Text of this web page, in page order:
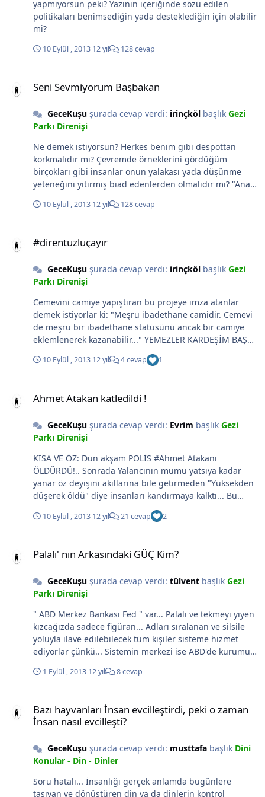
adamlarının bilimsel gerçekleri Din kitaplarında aradığı"
gibi düşünce önermelerle yapılan Gereksiz
yapmıyorsun peki? Yazının içeriğinde sözü edilen
politikaları benimsediğin yada desteklediğin için olabilir
mi?
10 Eylül , 2013 12 yıl 128 cevap
Seni Sevmiyorum Başbakan
GeceKuşuşurada cevap verdi: irinçkölbaşlık Gezi
Parkı Direnişi
Ne demek istiyorsun? Herkes benim gibi despottan
korkmalıdır mı? Çevremde örneklerini gördüğüm
birçokları gibi insanlar onun yalakası yada düşünme
yeteneğini yitirmiş biad edenlerden olmalıdır mı? "Ananı
Onun gibi düşünen konuşan ve direnen milyonlarca
yazının içeriğinde sözü edilen politikalarını onayladığın
10 Eylül , 2013 12 yıl 128 cevap
#direntuzluçayır
GeceKuşuşurada cevap verdi: irinçkölbaşlık Gezi
Parkı Direnişi
Cemevini camiye yapıştıran bu projeye imza atanlar
demek istiyorlar ki: "Meşru ibadethane camidir. Cemevi
de meşru bir ibadethane statüsünü ancak bir camiye
eklemlenerek kazanabilir..." YEMEZLER KARDEŞİM BAŞKA
10 Eylül , 2013 12 yıl 4 cevap 1
Ahmet Atakan katledildi !
GeceKuşuşurada cevap verdi: Evrim başlık Gezi
Parkı Direnişi
KISA VE ÖZ: Dün akşam POLİS #Ahmet Atakanı
ÖLDÜRDÜ!.. Sonrada Yalancının mumu yatsıya kadar
yanar öz deyişini akıllarına bile getirmeden "Yüksekden
düşerek öldü" diye insanları kandırmaya kalktı... Bu
feryatlar dinmez kardeşim bunu yaptıran ve yapanlar O
çığlıkların altında kalır!
derine gömüyor sözcükleri! Her şeyi anlatıyor insanın
10 Eylül , 2013 12 yıl 21 cevap 2
Palalı' nın Arkasındaki GÜÇ Kim?
GeceKuşuşurada cevap verdi: tülventbaşlık Gezi
Parkı Direnişi
" ABD Merkez Bankası Fed " var... Palalı ve tekmeyi yiyen
kızcağızda sadece figüran... Adları sıralanan ve silsile
yoluyla ilave edilebilecek tüm kişiler sisteme hizmet
ediyorlar çünkü... Sistemin merkezi ise ABD'de kurumu
olayları nedeni ile işleri bozulmuş. Para kazanamaz
ihtiyaçlarını satın alabilirsin. O nedenledirki, Adalet
MÜLKÜN temelidir. Eh adalet mülke yani mülk
Mülk yani sahiplik, var olan değerlerin kişisel hakkını
elde etmek, onlara sahip olmak için para sahibi olması
lazım. Paraya sahip olması için işlerin tıkıtında gitmesi
eğer gitmiyorsa pala elde gereğini yapması lazım... Bu
1 Eylül , 2013 12 yıl 8 cevap
Bazı hayvanları İnsan evcilleştirdi, peki o zaman
İnsan nasıl evcilleşti?
GeceKuşuşurada cevap verdi: musttafabaşlık Dini
Konular - Din - Dinler
Soru hatalı... İnsanlığı gerçek anlamda bugünlere
taşıyan ve dönüştüren din ya da dinlerin kontrol